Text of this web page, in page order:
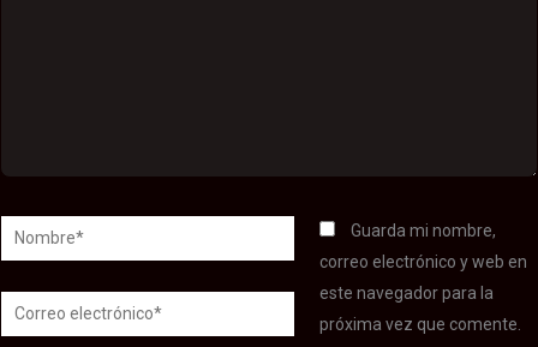
Nombre*
Correo
electrónico*
Guarda mi nombre,
correo electrónico y web en
este navegador para la
próxima vez que comente.